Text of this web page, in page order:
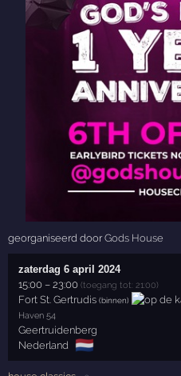
georganiseerd doorGods House
zaterdag 6 april 2024
15:00 –23:00(toegang tot: 21:00)
Fort St. Gertrudis (binnen)
Haven 54
Geertruidenberg
Nederland
🇳🇱